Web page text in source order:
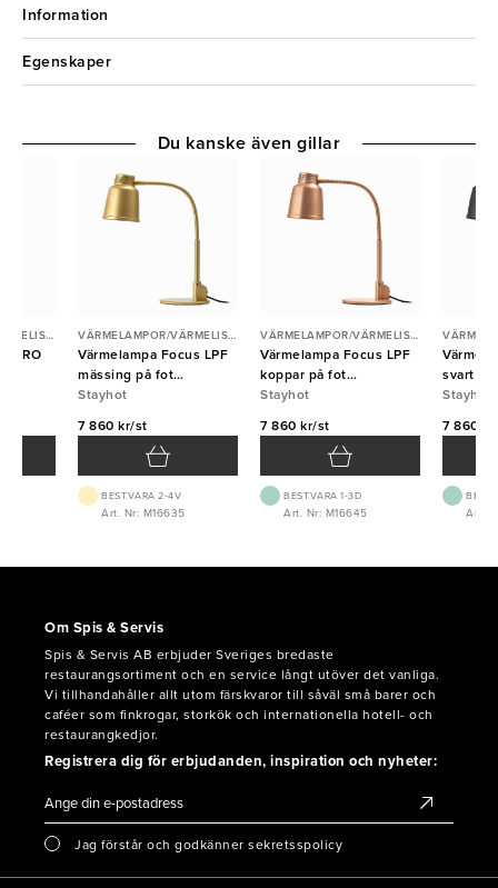
Information
Egenskaper
VÄRMELAMPOR/VÄRMELISTER
RO
VÄRMELAMPOR/VÄRMELISTER
Värmelampa Focus LPF
mässing på fot
bordsmodell 63,5cm
Stayhot
7 860 kr/st
BEST.VARA 2-4V
Art. Nr: M16635
VÄRMELAMPOR/VÄRMELISTER
Värmelampa Focus LPF
koppar på fot
bordsmodell 63,5cm
Stayhot
7 860 kr/st
BEST.VARA 1-3D
Art. Nr: M16645
svart
63,5cm
Stayhot
7 860
Art.
Du kanske även gillar
Om Spis & Servis
Spis & Servis AB erbjuder Sveriges bredaste
restaurangsortiment och en service långt utöver det vanliga.
Vi tillhandahåller allt utom färskvaror till såväl små barer och
caféer som finkrogar, storkök och internationella hotell- och
restaurangkedjor.
Registrera dig för erbjudanden, inspiration och nyheter:
Jag förstår och godkänner sekretsspolicy